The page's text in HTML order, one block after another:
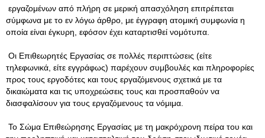
εργαζομένων από πλήρη σε μερική απασχόληση επιτρέπεται
σύμφωνα με το εν λόγω άρθρο, με έγγραφη ατομική συμφωνία η
οποία είναι έγκυρη, εφόσον έχει καταρτισθεί νομότυπα.
Οι Επιθεωρητές Εργασίας σε πολλές περιπτώσεις (είτε
τηλεφωνικά, είτε εγγράφως) παρέχουν συμβουλές και πληροφορίες
προς τους εργοδότες και τους εργαζόμενους σχετικά με τα
δικαιώματα και τις υποχρεώσεις τους και προσπαθούν να
διασφαλίσουν για τους εργαζόμενους τα νόμιμα.
Το Σώμα Επιθεώρησης Εργασίας με τη μακρόχρονη πείρα του και